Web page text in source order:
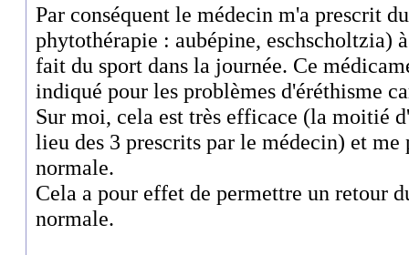
Par conséquent le médecin m'a prescrit
phytothérapie : aubépine, eschscholtzia)
fait du sport dans la journée. Ce
indiqué pour les problèmes d'éréthisme
Sur moi, cela est très efficace (la moitié
lieu des 3 prescrits par le médecin) et
normale.
Cela a pour effet de permettre un retour
normale.